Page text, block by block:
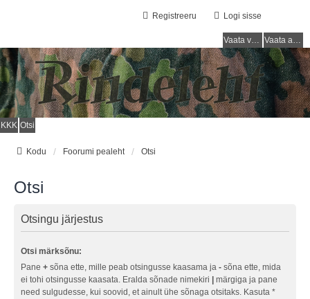
Logi sisse
Registreeru
Vaata vastamata teemasi Vaata aktiivseid teemasid
KKK Otsi
Kodu Foorumi pealeht Otsi
Otsi
Otsingu järjestus
Otsi märksõnu:
Pane + sõna ette, mille peab otsingusse kaasama ja - sõna ette, mida
ei tohi otsingusse kaasata. Eralda sõnade nimekiri
märgiga ja pane
need sulgudesse, kui soovid, et ainult ühe sõnaga otsitaks. Kasuta *